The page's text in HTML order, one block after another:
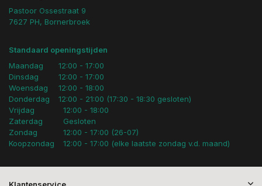
Pastoor Ossestraat 9
7627 PH, Bornerbroek
Standaard openingstijden
Maandag
Dinsdag
Woensdag
Donderdag
12:00 - 17:00
12:00 - 17:00
12:00 - 18:00
12:00 - 21:00 (17:30 - 18:30 gesloten)
Vrijdag
Zaterdag
Zondag
Koopzondag
12:00 - 18:00
Gesloten
12:00 - 17:00 (26-07)
12:00 - 17:00 (elke laatste zondag v.d. maand)